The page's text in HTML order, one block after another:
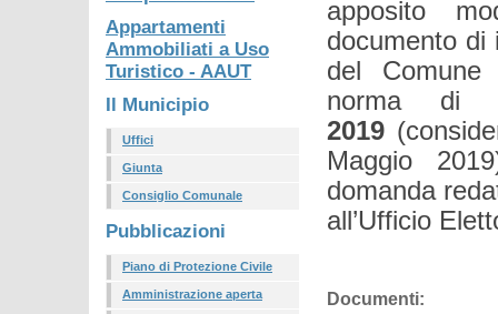
Appartamenti
Ammobiliati a Uso
Turistico - AAUT
Il Municipio
Uffici
Giunta
Consiglio Comunale
Pubblicazioni
Piano di Protezione Civile
Amministrazione aperta
apposito
documento di
del
norma
2019
Maggio
domanda
all’Ufficio
Documenti: